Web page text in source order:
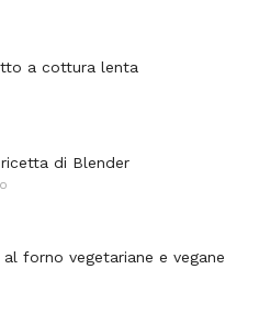
a cottura lenta
ricetta di Blender
forno vegetariane e vegane